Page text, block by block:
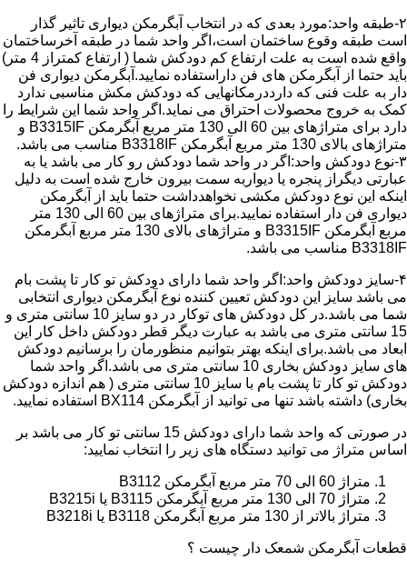
۲-طبقه واحد:مورد بعدی که در انتخاب آبگرمکن دیواری تاثیر گذار
است طبقه وقوع ساختمان است،اگر واحد شما در طبقه آخرساختمان
واقع شده است به علت ارتفاع کم دودکش شما ( ارتفاع کمتراز 4 متر)
باید حتما از آبگرمکن های فن داراستفاده نمایید.آبگرمکن دیواری فن
دار به علت فنی که دارددرمکانهایی که دودکش مکش مناسبی ندارد
کمک به خروج محصولات احتراق می نماید.اگر واحد شما این شرایط را
دارد برای متراژهای بین 60 الی 130 متر مربع آبگرمکن B3315IF و
متراژهای بالای 130 متر مربع آبگرمکن B3318IF مناسب می باشد.
۳-نوع دودکش واحد:اگر در واحد شما دودکش رو کار می باشد یا به
عبارتی دیگراز پنجره یا دیواربه سمت بیرون خارج شده است به دلیل
اینکه این نوع دودکش مکشی نخواهدداشت حتما باید از آبگرمکن
دیواری فن دار استفاده نمایید.برای متراژهای بین 60 الی 130 متر
مربع آبگرمکن B3315IF و متراژهای بالای 130 متر مربع آبگرمکن
B3318IF مناسب می باشد.
۴-سایز دودکش واحد:اگر واحد شما دارای دودکش تو کار تا پشت بام
می باشد سایز این دودکش تعیین کننده نوع آبگرمکن دیواری انتخابی
شما می باشد.در کل دودکش های توکار در دو سایز 10 سانتی متری و
15 سانتی متری می باشد به عبارت دیگر قطر دودکش داخل کار این
ابعاد می باشد.برای اینکه بهتر بتوانیم منظورمان را برسانیم دودکش
های سایز دودکش بخاری 10 سانتی متری می باشد.اگر واحد شما
دودکش تو کار تا پشت بام با سایز 10 سانتی متری ( هم اندازه دودکش
بخاری) داشته باشد تنها می توانید از آبگرمکن BX114 استفاده نمایید.
در صورتی که واحد شما دارای دودکش 15 سانتی تو کار می باشد بر
اساس متراژ می توانید دستگاه های زیر را انتخاب نمایید:
متراژ 60 الی 70 متر مربع آبگرمکن B3112
متراژ 70 الی 130 متر مربع آبگرمکن B3115 یا B3215i
متراژ بالاتر از 130 متر مربع آبگرمکن B3118 یا B3218i
قطعات آبگرمکن شمعک دار چیست ؟